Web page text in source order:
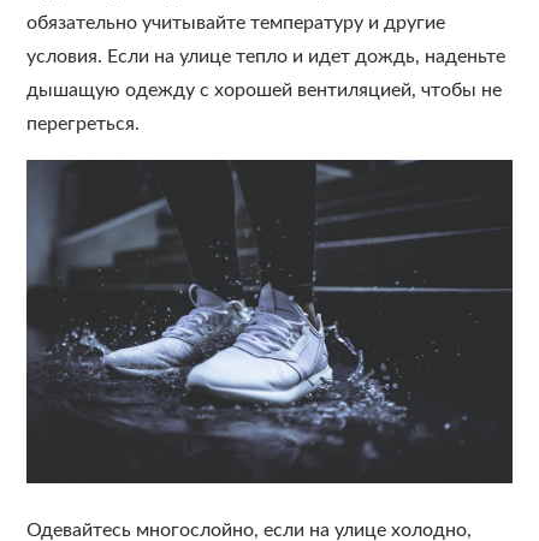
обязательно учитывайте температуру и другие
условия. Если на улице тепло и идет дождь, наденьте
дышащую одежду с хорошей вентиляцией, чтобы не
перегреться.
Одевайтесь многослойно, если на улице холодно,